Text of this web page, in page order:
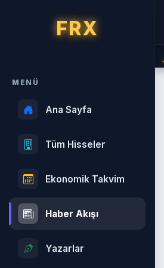
FRX
MENÜ
Ana Sayfa
Tüm Hisseler
Ekonomik Takvim
Haber Akışı
Yazarlar